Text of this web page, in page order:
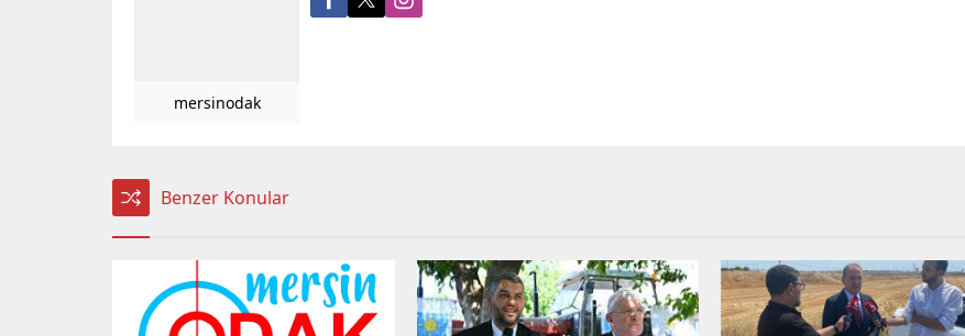
mersinodak
Benzer Konular